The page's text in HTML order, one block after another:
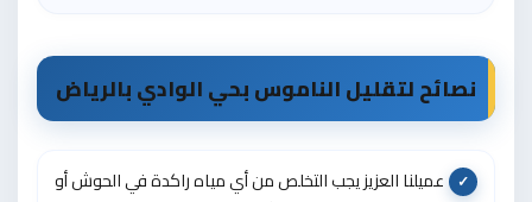
نصائح لتقليل الناموس بحي الوادي بالرياض
عميلنا العزيز يجب التخلص من أي مياه راكدة في الحوش أو